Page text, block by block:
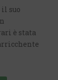
suo
è stata